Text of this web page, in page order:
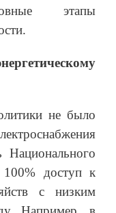
этапы
не было
Национального
100% доступ к
с низким